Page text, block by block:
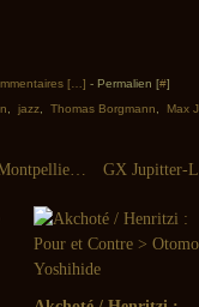
[ ] - Permalien [#]
jazz Thomas Borgmann Max
Micro-Festival #3 : Montpellier, 11 & 12 février 2016